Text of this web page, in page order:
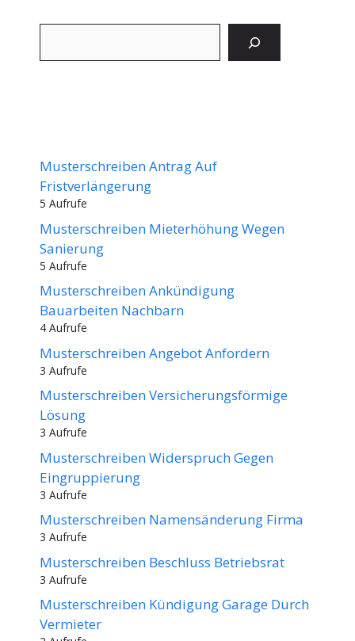
Musterschreiben Antrag Auf
Fristverlängerung
5 Aufrufe
Musterschreiben Mieterhöhung Wegen
Sanierung
5 Aufrufe
Musterschreiben Ankündigung
Bauarbeiten Nachbarn
4 Aufrufe
Musterschreiben Angebot Anfordern
3 Aufrufe
Musterschreiben Versicherungsförmige
Lösung
3 Aufrufe
Musterschreiben Widerspruch Gegen
Eingruppierung
3 Aufrufe
Musterschreiben Namensänderung Firma
3 Aufrufe
Musterschreiben Beschluss Betriebsrat
3 Aufrufe
Musterschreiben Kündigung Garage Durch
Vermieter